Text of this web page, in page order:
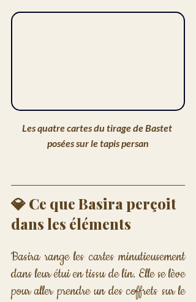
Les quatre cartes du tirage de Bastet
posées sur le tapis persan
💎 Ce que Basira perçoit
dans les éléments
Basira range les cartes minutieusement
dans leur étui en tissu de lin. Elle se lève
pour aller prendre un des coffrets sur le